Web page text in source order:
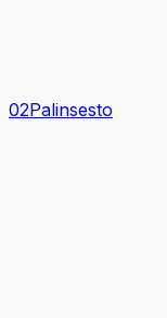
02Palinsesto